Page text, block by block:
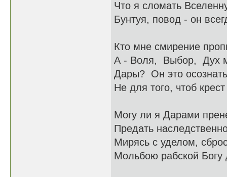
Что я сломать
Бунтуя, повод - он
Кто мне смирение
А - Воля, Выбор, Дух
Дары? Он это
Не для того, чтоб
Могу ли я Дарами
Предать
Мирясь с уделом,
Мольбою рабской Богу